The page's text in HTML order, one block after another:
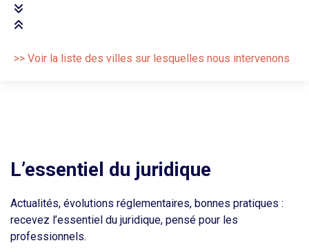
>> Voir la liste des villes sur lesquelles nous intervenons
L’essentiel du juridique
Actualités, évolutions réglementaires, bonnes pratiques :
recevez l’essentiel du juridique, pensé pour les
professionnels.